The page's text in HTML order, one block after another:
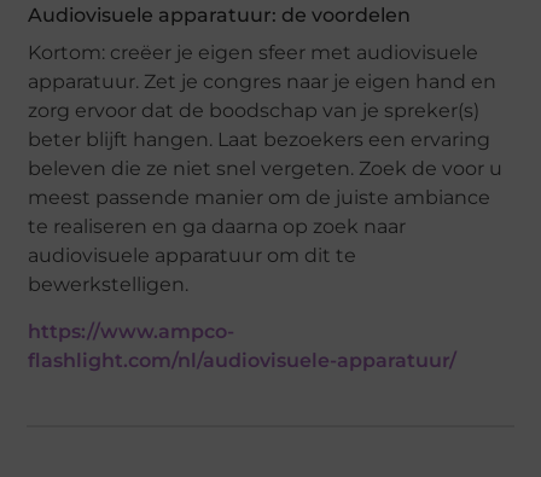
Audiovisuele apparatuur: de voordelen
Kortom: creëer je eigen sfeer met audiovisuele
apparatuur. Zet je congres naar je eigen hand en
zorg ervoor dat de boodschap van je spreker(s)
beter blijft hangen. Laat bezoekers een ervaring
beleven die ze niet snel vergeten. Zoek de voor u
meest passende manier om de juiste ambiance
te realiseren en ga daarna op zoek naar
audiovisuele apparatuur om dit te
bewerkstelligen.
https://www.ampco-
flashlight.com/nl/audiovisuele-apparatuur/